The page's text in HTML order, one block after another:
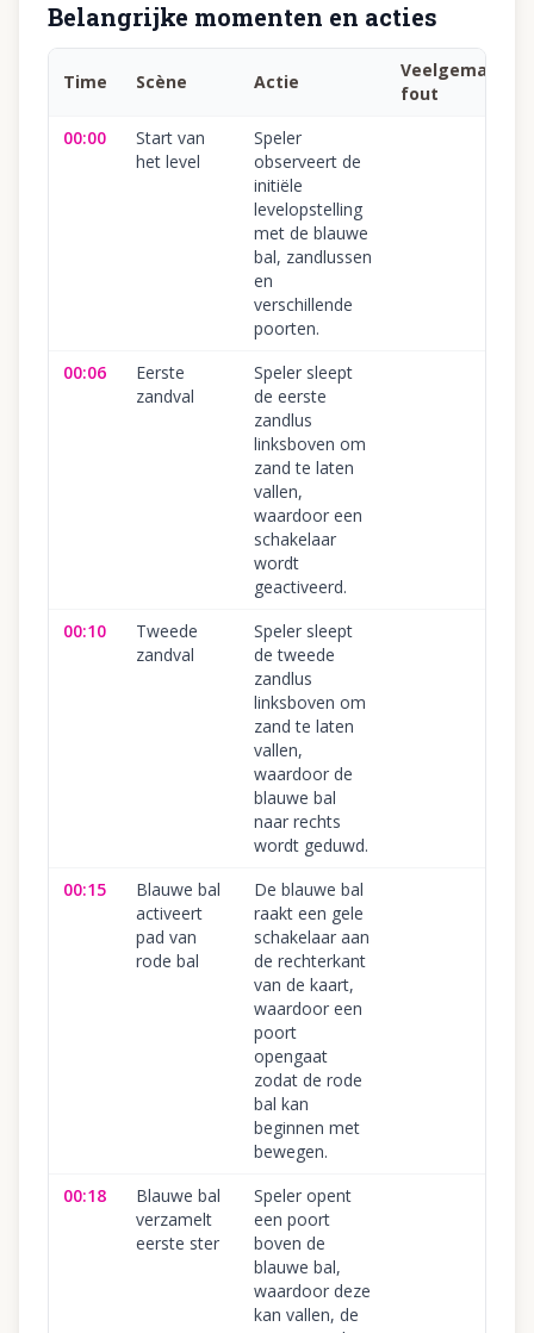
Belangrijke momenten en acties
Time Scène Actie
Veelgemaakte
fout
00:00
Start van
het level
Speler
observeert de
initiële
levelopstelling
met de blauwe
bal, zandlussen
en
verschillende
poorten.
00:06
Eerste
zandval
Speler sleept
de eerste
zandlus
linksboven om
zand te laten
vallen,
waardoor een
schakelaar
wordt
geactiveerd.
00:10
Tweede
zandval
Speler sleept
de tweede
zandlus
linksboven om
zand te laten
vallen,
waardoor de
blauwe bal
naar rechts
wordt geduwd.
00:15
Blauwe bal
activeert
pad van
rode bal
De blauwe bal
raakt een gele
schakelaar aan
de rechterkant
van de kaart,
waardoor een
poort
opengaat
zodat de rode
bal kan
beginnen met
bewegen.
00:18
Blauwe bal
verzamelt
eerste ster
Speler opent
een poort
boven de
blauwe bal,
waardoor deze
kan vallen, de